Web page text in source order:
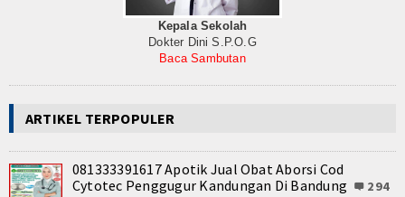
Kepala Sekolah
Dokter Dini S.P.O.G
Baca Sambutan
ARTIKEL TERPOPULER
081333391617 Apotik Jual Obat Aborsi Cod
Cytotec Penggugur Kandungan Di Bandung
294